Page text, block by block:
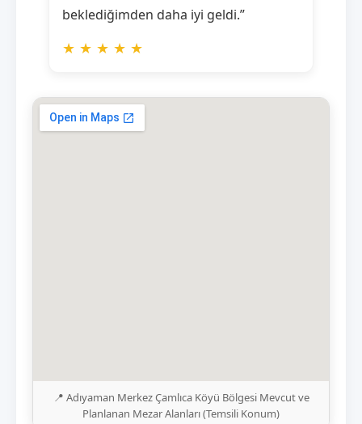
beklediğimden daha iyi geldi.”
★ ★ ★ ★ ★
📍 Adıyaman Merkez Çamlıca Köyü Bölgesi Mevcut ve
Planlanan Mezar Alanları (Temsili Konum)